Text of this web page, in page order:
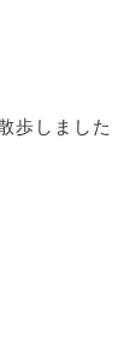
歩しました